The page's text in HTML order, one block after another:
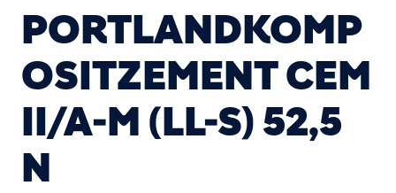
PORTLANDKOMP
OSITZEMENT CEM
II/A-M (LL-S) 52,5
N